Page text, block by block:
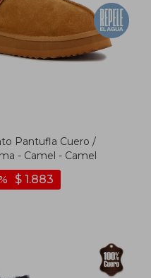
Pantufla Cuero /
- Camel - Camel
$ 1.883